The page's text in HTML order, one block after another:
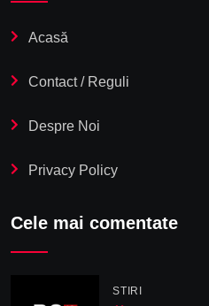
Acasă
Contact / Reguli
Despre Noi
Privacy Policy
Cele mai comentate
STIRI